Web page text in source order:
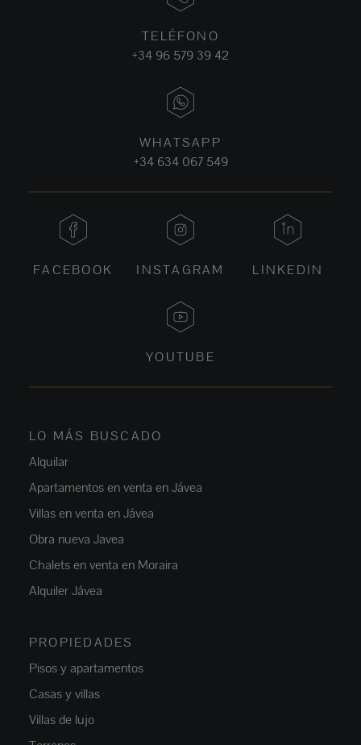
TELÉFONO
+34 96 579 39 42
WHATSAPP
+34 634 067 549
FACEBOOK INSTAGRAM LINKEDIN
YOUTUBE
LO MÁS BUSCADO
Alquilar
Apartamentos en venta en Jávea
Villas en venta en Jávea
Obra nueva Javea
Chalets en venta en Moraira
Alquiler Jávea
PROPIEDADES
Pisos y apartamentos
Casas y villas
Villas de lujo